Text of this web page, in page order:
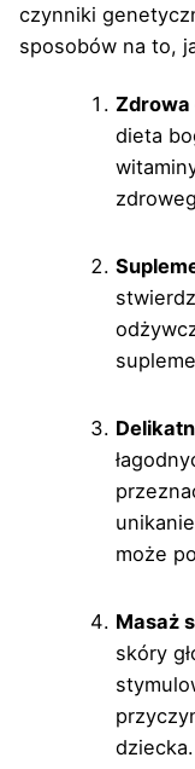
czynniki
sposobów na to,
Zdrowa
dieta
może
Masaż
skóry
dziecka.